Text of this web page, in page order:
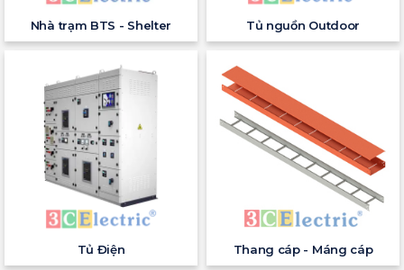
Nhà trạm BTS - Shelter Tủ nguồn Outdoor
Tủ Điện Thang cáp - Máng cáp